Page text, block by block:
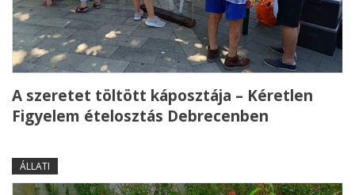
A szeretet töltött káposztája – Kéretlen
Figyelem ételosztás Debrecenben
ÁLLATI